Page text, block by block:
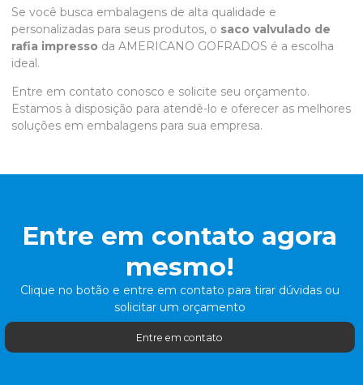
Se você busca embalagens de alta qualidade e
personalizadas para seus produtos, o saco valvulado de
rafia impresso da AMERICANO GOFRADOS é a escolha
ideal.
Entre em contato conosco e solicite seu orçamento.
Estamos à disposição para atendê-lo e oferecer as melhores
soluções em embalagens para sua empresa.
Entre em contato agora
mesmo!
Clique no botão e entre em contato para tirar dúvidas ou
solicitar um orçamento
Entre em contato